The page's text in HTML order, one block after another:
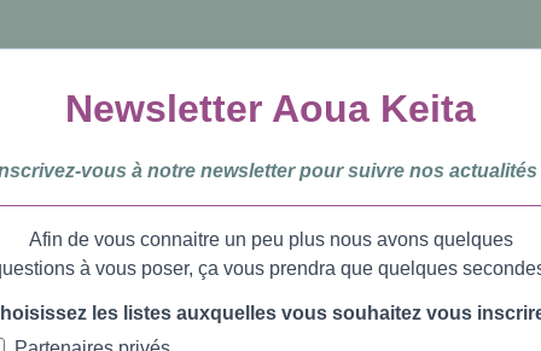
Newsletter Aoua Keita
vous à notre newsletter pour suivre nos actualités
Afin de vous connaitre un peu plus nous avons quelques
à vous poser, ça vous prendra que quelques
les listes auxquelles vous souhaitez vous